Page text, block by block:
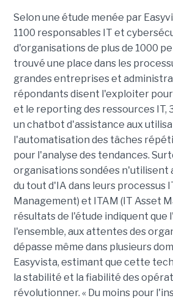
Selon une étude menée par
1100 responsables IT et
d'organisations de plus de 1000
trouvé une place dans les
grandes entreprises et
répondants disent l'exploiter
et le reporting des ressources IT,
un chatbot d'assistance aux
l'automatisation des tâches
pour l'analyse des tendances.
organisations sondées n'utilisent
du tout d'IA dans leurs processus
Management) et ITAM (IT Asset
résultats de l'étude indiquent que
l'ensemble, aux attentes des
dépasse même dans plusieurs
Easyvista, estimant que cette
la stabilité et la fiabilité des
révolutionner. « Du moins pour